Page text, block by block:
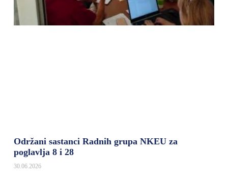
Održani sastanci Radnih grupa NKEU za
poglavlja 8 i 28
30.06.2026